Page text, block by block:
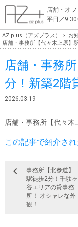
店舗・オ
平日／
物件総合検索
エリアで探す
業種で探す
こだわりで探す
店舗・オフィス物件を探
テナントビルオーナー様
AZ plus（アズプラス）
お
店舗・事務所【代々木上原】
店舗・事務
分！新築2階
2026.03.19
店舗・事務所【代々
この記事で紹介さ
事務所【北参道】
駅徒歩2分！千駄ヶ
谷エリアの貸事務
所！ オシャレな外
観！